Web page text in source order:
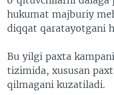
hukumat majburiy
diqqat qaratayotgani
Bu yilgi paxta
tizimida, xususan
qilmagani kuzatiladi.